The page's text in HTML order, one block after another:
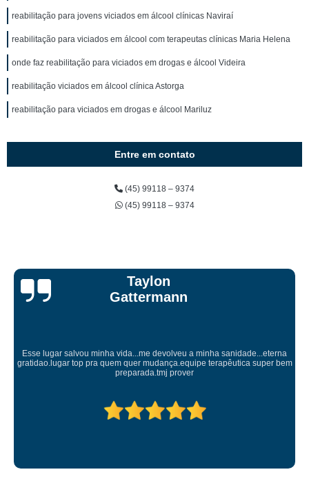
reabilitação para jovens viciados em álcool clínicas Naviraí
reabilitação para viciados em álcool com terapeutas clínicas Maria Helena
onde faz reabilitação para viciados em drogas e álcool Videira
reabilitação viciados em álcool clínica Astorga
reabilitação para viciados em drogas e álcool Mariluz
Entre em contato
(45) 99118 – 9374
(45) 99118 – 9374
Taylon
Gattermann
Esse lugar salvou minha vida...me devolveu a minha sanidade...eterna
gratidao.lugar top pra quem quer mudança.equipe terapêutica super bem
preparada.tmj prover